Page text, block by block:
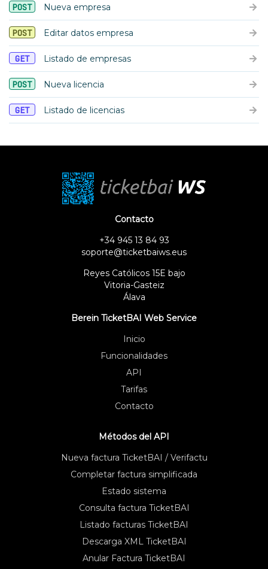
POST Nueva empresa
POST Editar datos empresa
GET Listado de empresas
POST Nueva licencia
GET Listado de licencias
Contacto
+34 945 13 84 93
soporte@ticketbaiws.eus
Reyes Católicos 15E bajo
Vitoria-Gasteiz
Álava
Berein TicketBAI Web Service
Inicio
Funcionalidades
API
Tarifas
Contacto
Métodos del API
Nueva factura TicketBAI / Verifactu
Completar factura simplificada
Estado sistema
Consulta factura TicketBAI
Listado facturas TicketBAI
Descarga XML TicketBAI
Anular Factura TicketBAI